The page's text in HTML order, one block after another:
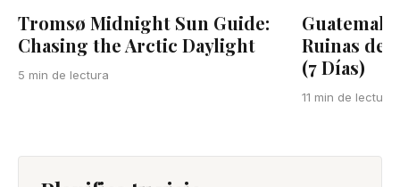
Tromsø Midnight Sun Guide:
Chasing the Arctic Daylight
5 min de lectura
Ruinas de
(7 Días)
11 min de lectura